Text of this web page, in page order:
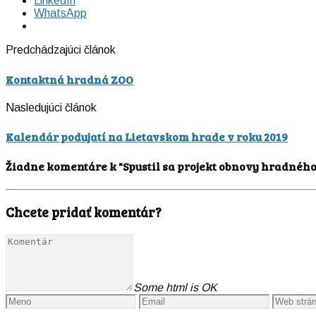
WhatsApp
Predchádzajúci článok
Kontaktná hradná ZOO
Nasledujúci článok
Kalendár podujatí na Lietavskom hrade v roku 2019
Žiadne komentáre k "Spustil sa projekt obnovy
Chcete pridať komentár?
Some html is OK